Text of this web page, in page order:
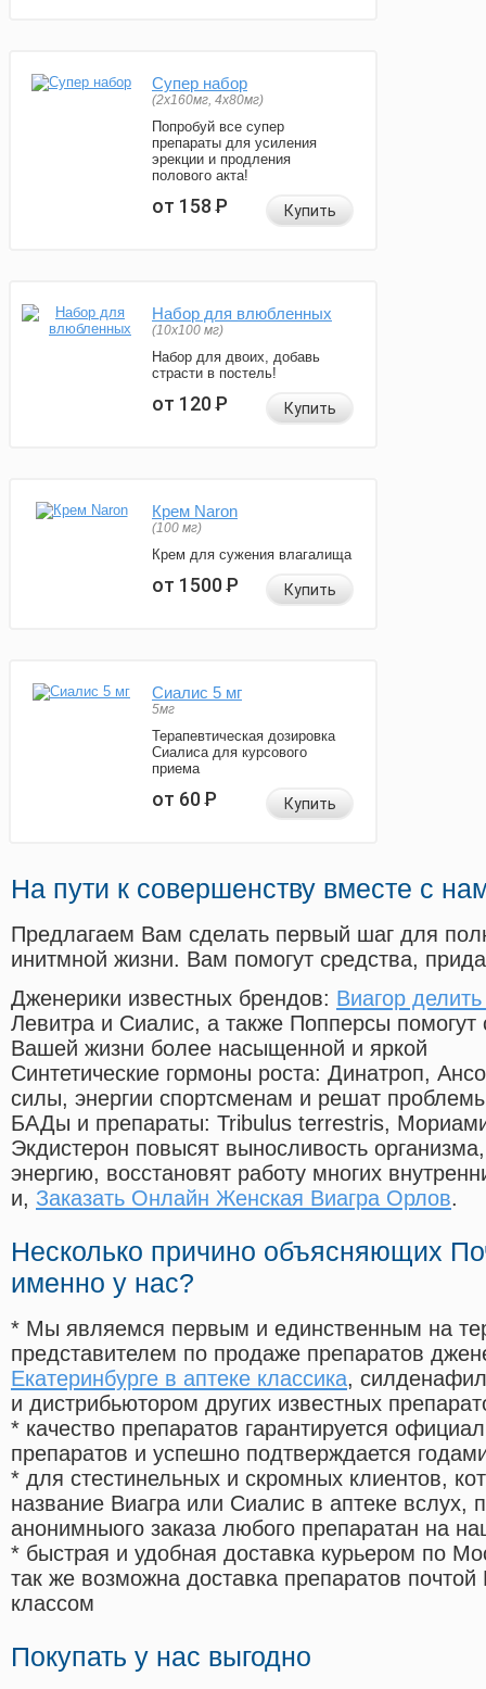
Супер набор
(2х160мг, 4х80мг)
Попробуй все супер
препараты для усиления
эрекции и продления
полового акта!
от 158Р Купить
Набор для влюбленных
(10х100 мг)
Набор для двоих, добавь
страсти в постель!
от 120Р Купить
Крем Naron
(100 мг)
Крем для сужения влагалища
от 1500Р Купить
Сиалис 5 мг
5мг
Терапевтическая дозировка
Сиалиса для курсового
приема
от 60Р Купить
На пути к совершенству вместе с
Предлагаем Вам сделать первый шаг для
инитмной жизни. Вам помогут средства,
Дженерики известных брендов: Виагор
Левитра и Сиалис, а также Попперсы помогут
Вашей жизни более насыщенной и яркой
Синтетические гормоны роста: Динатроп,
силы, энергии спортсменам и решат
БАДы и препараты: Tribulus terrestris,
Экдистерон повысят выносливость
энергию, восстановят работу многих
и, Заказать Онлайн Женская Виагра Орлов.
Несколько причино объясняющих
именно у нас?
* Мы являемся первым и единственным на
представителем по продаже препаратов
Екатеринбурге в аптеке классика,
и дистрибьютором других известных
* качество препаратов гарантируется
препаратов и успешно подтверждается
* для стестинельных и скромных клиентов,
название Виагра или Сиалис в аптеке вслух,
анонимныого заказа любого препаратан на
* быстрая и удобная доставка курьером по
так же возможна доставка препаратов
классом
Покупать у нас выгодно